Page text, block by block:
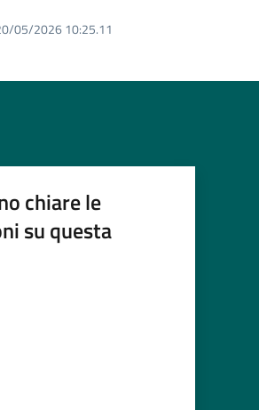
05/2026 10:25.11
chiare le
su questa